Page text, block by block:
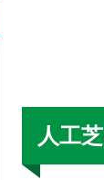
人工